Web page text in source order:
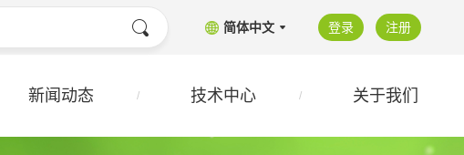
简体中文 登录 注册
新闻动态 技术中心 关于我们